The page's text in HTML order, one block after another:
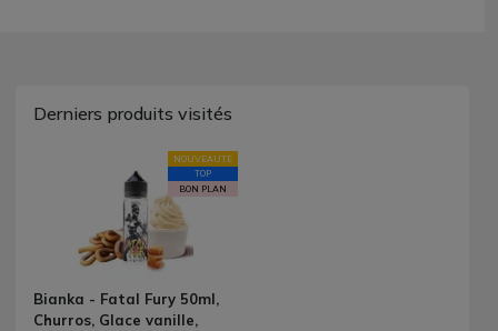
Derniers produits visités
NOUVEAUTE
TOP
BON PLAN
Bianka - Fatal Fury 50ml,
Churros, Glace vanille,